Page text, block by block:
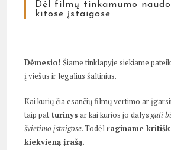
Dėl filmų tinkamumo
kitose įstaigose
Dėmesio! Šiame tinklapyje siekiame
į viešus ir legalius šaltinius.
Kai kurių čia esančių filmų vertimo ar
taip pat turinys ar kai kurios jo dalys gali
švietimo įstaigose. Todėlraginame
kiekvieną įrašą.